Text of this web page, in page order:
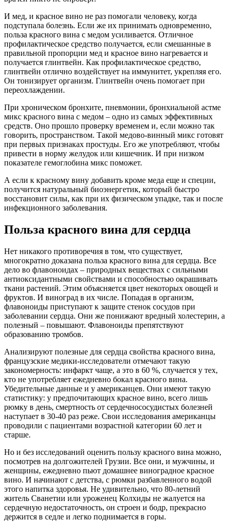
И мед, и красное вино не раз помогали человеку, когда
подступала болезнь. Если же их принимать одновременно,
польза красного вина с медом усиливается. Отличное
профилактическое средство получается, если смешанные в
правильной пропорции мед и красное вино нагревается и
получается глинтвейн. Как профилактическое средство,
глинтвейн отлично воздействует на иммунитет, укрепляя его.
Он тонизирует организм. Глинтвейн очень помогает при
переохлаждении.
При хроническом бронхите, пневмонии, бронхиальной астме
микс красного вина с медом – одно из самых эффективных
средств. Оно прошло проверку временем и, если можно так
говорить, пространством. Такой медово-винный микс готовят
при первых признаках простуды. Его же употребляют, чтобы
привести в норму желудок или кишечник. И при низком
показателе гемоглобина микс поможет.
А если к красному вину добавить кроме меда еще и специи,
получится натуральный биоэнергетик, который быстро
восстановит силы, как при их физическом упадке, так и после
инфекционного заболевания.
Польза красного вина для сердца
Нет никакого противоречия в том, что существует,
многократно доказана польза красного вина для сердца. Все
дело во флавоноидах – природных веществах с сильными
антиоксидантными свойствами и способностью окрашивать
ткани растений. Этим объясняется цвет некоторых овощей и
фруктов. И виноград в их числе. Попадая в организм,
флавоноиды приступают к защите стенок сосудов при
заболевании сердца. Они же понижают вредный холестерин, а
полезный – повышают. Флавоноиды препятствуют
образованию тромбов.
Анализируют полезные для сердца свойства красного вина,
французские медики-исследователи отмечают такую
закономерность: инфаркт чаще, а это в 60 %, случается у тех,
кто не употребляет ежедневно бокал красного вина.
Убедительные данные и у американцев. Они имеют такую
статистику: у предпочитающих красное вино, всего лишь
рюмку в день, смертность от сердечнососудистых болезней
наступает в 30-40 раз реже. Свои исследования американцы
проводили с пациентами возрастной категории 60 лет и
старше.
Но и без исследований оценить пользу красного вина можно,
посмотрев на долгожителей Грузии. Все они, и мужчины, и
женщины, ежедневно пьют домашнее виноградное красное
вино. И начинают с детства, с рюмки разбавленного водой
этого напитка здоровья. Не удивительно, что 80-летний
житель Сванетии или уроженец Колхиды не жалуется на
сердечную недостаточность, он строен и бодр, прекрасно
держится в седле и легко поднимается в горы.